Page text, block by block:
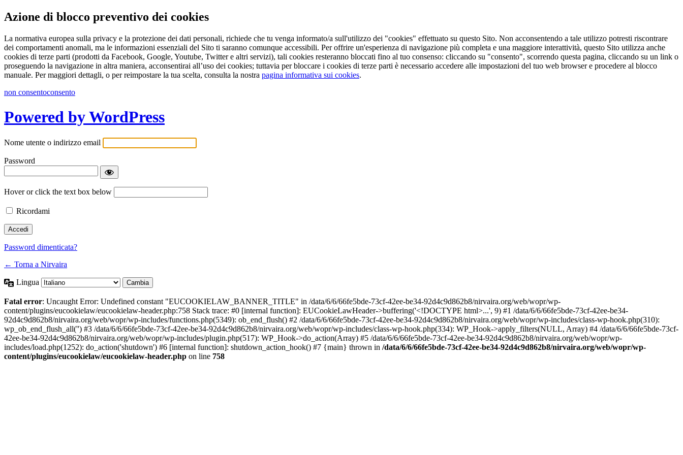
Azione di blocco preventivo dei cookies
La normativa europea sulla privacy e la protezione dei dati personali, richiede che tu venga informato/a sull'utilizzo dei "cookies" effettuato su questo Sito. Non acconsentendo a tale utilizzo potresti riscontrare
dei comportamenti anomali, ma le informazioni essenziali del Sito ti saranno comunque accessibili. Per offrire un'esperienza di navigazione più completa e una maggiore interattività, questo Sito utilizza anche
cookies di terze parti (prodotti da Facebook, Google, Youtube, Twitter e altri servizi), tali cookies resteranno bloccati fino al tuo consenso: cliccando su "consento", scorrendo questa pagina, cliccando su un link o
proseguendo la navigazione in altra maniera, acconsentirai all’uso dei cookies; tuttavia per bloccare i cookies di terze parti è necessario accedere alle impostazioni del tuo web browser e procedere al blocco
manuale. Per maggiori dettagli, o per reimpostare la tua scelta, consulta la nostra pagina informativa sui cookies.
non consentoconsento
Powered by WordPress
Nome utente o indirizzo email
Password
Hover or click the text box below
Ricordami
Password dimenticata?
← Torna a Nirvaira
Lingua
Fatal error: Uncaught Error: Undefined constant "EUCOOKIELAW_BANNER_TITLE" in /data/6/6/66fe5bde-73cf-42ee-be34-92d4c9d862b8/nirvaira.org/web/wopr/wp-
content/plugins/eucookielaw/eucookielaw-header.php:758 Stack trace: #0 [internal function]: EUCookieLawHeader->buffering('<!DOCTYPE html>...', 9) #1 /data/6/6/66fe5bde-73cf-42ee-be34-
92d4c9d862b8/nirvaira.org/web/wopr/wp-includes/functions.php(5349): ob_end_flush() #2 /data/6/6/66fe5bde-73cf-42ee-be34-92d4c9d862b8/nirvaira.org/web/wopr/wp-includes/class-wp-hook.php(310):
wp_ob_end_flush_all('') #3 /data/6/6/66fe5bde-73cf-42ee-be34-92d4c9d862b8/nirvaira.org/web/wopr/wp-includes/class-wp-hook.php(334): WP_Hook->apply_filters(NULL, Array) #4 /data/6/6/66fe5bde-73cf-
42ee-be34-92d4c9d862b8/nirvaira.org/web/wopr/wp-includes/plugin.php(517): WP_Hook->do_action(Array) #5 /data/6/6/66fe5bde-73cf-42ee-be34-92d4c9d862b8/nirvaira.org/web/wopr/wp-
includes/load.php(1252): do_action('shutdown') #6 [internal function]: shutdown_action_hook() #7 {main} thrown in /data/6/6/66fe5bde-73cf-42ee-be34-92d4c9d862b8/nirvaira.org/web/wopr/wp-
content/plugins/eucookielaw/eucookielaw-header.php on line 758